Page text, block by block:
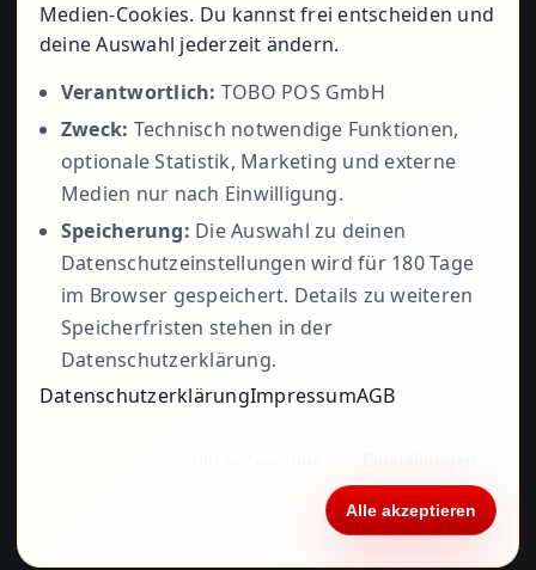
+49 5723
799979
vorbehalten
Medien-Cookies. Du kannst frei entscheiden und
deine Auswahl jederzeit ändern.
Verantwortlich: TOBO POS GmbH
Zweck: Technisch notwendige Funktionen,
optionale Statistik, Marketing und externe
Medien nur nach Einwilligung.
Speicherung: Die Auswahl zu deinen
Datenschutzeinstellungen wird für 180 Tage
im Browser gespeichert. Details zu weiteren
Speicherfristen stehen in der
Datenschutzerklärung.
DatenschutzerklärungImpressumAGB
Alle akzeptieren